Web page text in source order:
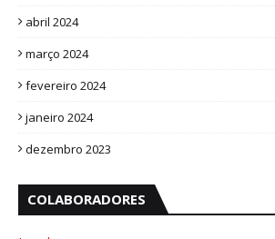
abril 2024
março 2024
fevereiro 2024
janeiro 2024
dezembro 2023
COLABORADORES